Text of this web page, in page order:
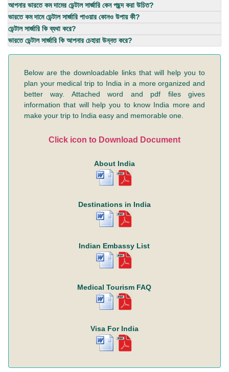
আপনার ভারতে কম দামের ডেন্টাল সার্জারি কেন পছন্দ করা উচিত?
ভারতে কম দামে ডেন্টাল সার্জারি পাওয়ার কোনও উপায় কী?
ডেন্টাল সার্জারি কি ব্যথা করে?
ভারতে ডেন্টাল সার্জারি কি আপনার চেহারা উন্নত করে?
Below are the downloadable links that will help you to
plan your medical trip to India in a more organized and
better way. Attached word and pdf files gives
information that will help you to know India more and
make your trip to India easy and memorable one.
Click icon to Download Document
About India
Destinations in India
Indian Embassy List
Medical Tourism FAQ
Visa For India